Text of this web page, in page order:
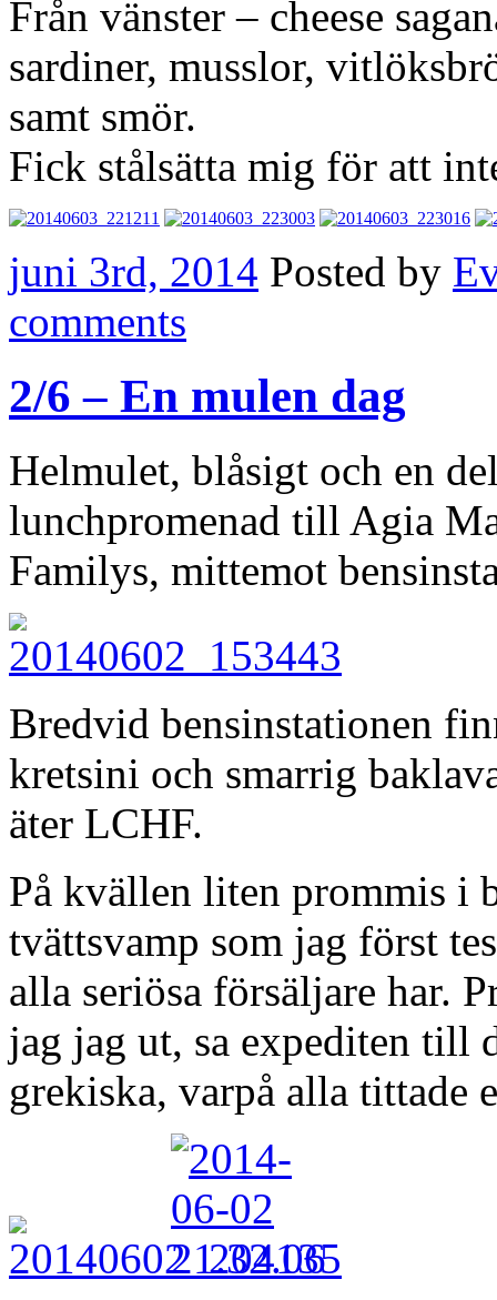
Från vänster – cheese
sardiner, musslor,
samt smör.
Fick stålsätta mig för att
juni 3rd, 2014 Posted by
comments
2/6 – En mulen dag
Helmulet, blåsigt och en
lunchpromenad till Agia
Familys, mittemot
Bredvid bensinstationen
kretsini och smarrig
äter LCHF.
På kvällen liten prommis i
tvättsvamp som jag först
alla seriösa försäljare har.
jag jag ut, sa expediten till
grekiska, varpå alla tittade